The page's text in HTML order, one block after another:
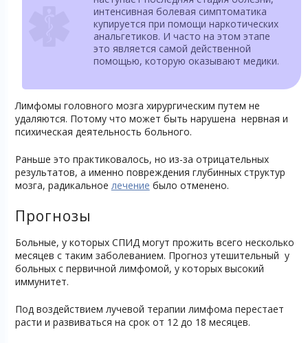
интенсивная болевая симптоматика
купируется при помощи наркотических
анальгетиков. И часто на этом этапе
это является самой действенной
помощью, которую оказывают медики.
Лимфомы головного мозга хирургическим путем не
удаляются. Потому что может быть нарушена нервная и
психическая деятельность больного.
Раньше это практиковалось, но из-за отрицательных
результатов, а именно повреждения глубинных структур
мозга, радикальное лечение было отменено.
Прогнозы
Больные, у которых СПИД могут прожить всего несколько
месяцев с таким заболеванием. Прогноз утешительный у
больных с первичной лимфомой, у которых высокий
иммунитет.
Под воздействием лучевой терапии лимфома перестает
расти и развиваться на срок от 12 до 18 месяцев.